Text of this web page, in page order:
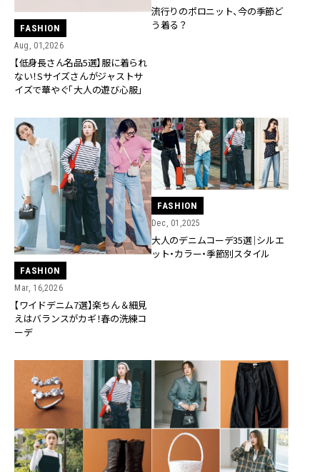
FASHION
Aug, 01,2026
【低身長さん名品5選】服に着られ
ない！Sサイズさんがジャストサ
イズで華やぐ「大人の遊び心服」
流行りのポロニット、今の季節ど
う着る？
FASHION
Mar, 16,2026
【ワイドデニム7選】楽ちん＆細見
えはバランスがカギ！春の洗練コ
ーデ
FASHION
Dec, 01,2025
大人のデニムコーデ35選｜シルエ
ット・カラー・季節別スタイル